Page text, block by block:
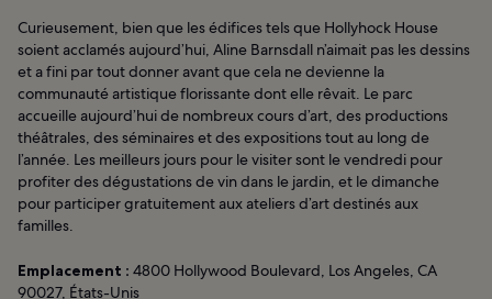
Curieusement, bien que les édifices tels que Hollyhock House
soient acclamés aujourd’hui, Aline Barnsdall n’aimait pas les dessins
et a fini par tout donner avant que cela ne devienne la
communauté artistique florissante dont elle rêvait. Le parc
accueille aujourd’hui de nombreux cours d’art, des productions
théâtrales, des séminaires et des expositions tout au long de
l’année. Les meilleurs jours pour le visiter sont le vendredi pour
profiter des dégustations de vin dans le jardin, et le dimanche
pour participer gratuitement aux ateliers d’art destinés aux
familles.
Emplacement : 4800 Hollywood Boulevard, Los Angeles, CA
90027, États-Unis